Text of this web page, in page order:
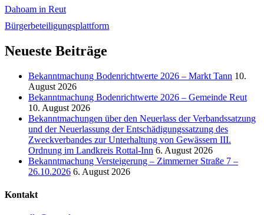
Dahoam in Reut
Bürgerbeteiligungsplattform
Neueste Beiträge
Bekanntmachung Bodenrichtwerte 2026 – Markt Tann 10.
August 2026
Bekanntmachung Bodenrichtwerte 2026 – Gemeinde Reut
10. August 2026
Bekanntmachungen über den Neuerlass der Verbandssatzung
und der Neuerlassung der Entschädigungssatzung des
Zweckverbandes zur Unterhaltung von Gewässern III.
Ordnung im Landkreis Rottal-Inn 6. August 2026
Bekanntmachung Versteigerung – Zimmerner Straße 7 –
26.10.2026 6. August 2026
Kontakt